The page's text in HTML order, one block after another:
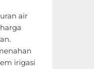
air
irigasi